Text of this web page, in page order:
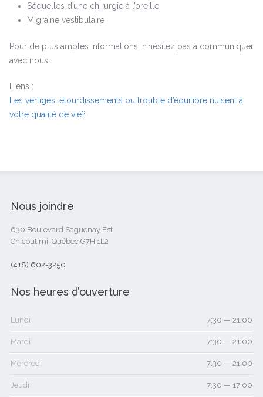
Séquelles d’une chirurgie à l’oreille
Migraine vestibulaire
Pour de plus amples informations, n’hésitez pas à communiquer
avec nous.
Liens :
Les vertiges, étourdissements ou trouble d’équilibre nuisent à
votre qualité de vie?
Nous joindre
630 Boulevard Saguenay Est
Chicoutimi, Québec G7H 1L2
(418) 602-3250
Nos heures d’ouverture
Lundi 7:30 — 21:00
Mardi 7:30 — 21:00
Mercredi 7:30 — 21:00
Jeudi 7:30 — 17:00